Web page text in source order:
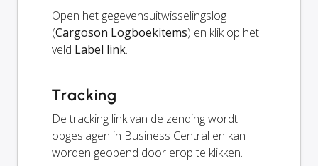
Open het gegevensuitwisselingslog
(Cargoson Logboekitems) en klik op het
veld Label link.
Tracking
De tracking link van de zending wordt
opgeslagen in Business Central en kan
worden geopend door erop te klikken.